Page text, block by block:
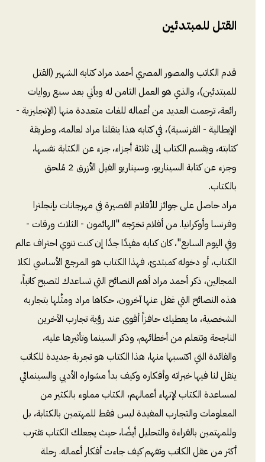
القتل للمبتدئين
قدم الكاتب والمصور المصري أحمد مراد كتابه الشهير (القتل
للمبتدئين)، والذي هو العمل الثامن له ويأتي بعد سبع روايات
رائعة، ترجمت العديد من أعماله للغات متعددة منها (الإنجليزية -
الإيطالية - الفرنسية)، في كتابه هذا ينقلنا مراد لعالمه، وطريقة
كتابته، ويقسم الكتاب إلى ثلاثة أجزاء، جزء عن الكتابة نفسها،
وجزء عن كتابة السيناريو، وسيناريو الفيل الأزرق 2 مُلحق
بالكتاب.
مراد حاصل على جوائز للأفلام القصيرة في مهرجانات بإنجلترا
وفرنسا وأوكرانيا. من أفلام تخرّجه "الهائمون - الثلاث ورقات -
وفي اليوم السابع"، كان كتابه مفيدًا جدًا إن كنت تنوي احتراف عالم
الكتاب، أو دخوله كمبتدئ، فهذا الكتاب هو المرجع الأساسي لكلا
المجالين، ذكر أحمد مراد أهم النصائح التي تساعدك لتصبح كاتباً،
هذه النصائح التي غفل عنها آخرون، حكاها مراد ومثَّلها بتجاربه
الشخصية، ما يعطيك حافزاً أقوى عند رؤية تجارب الآخرين
الناجحة وتتعلم من أخطائهم، وذكر السينما وتأثيرها عليه،
والفائدة التي اكتسبها منها، هذا الكتاب هو تجربة جديدة للكاتب
ينقل لنا فيها خبراته وأفكاره وكيف بدأ مشواره الأدبي والسينمائي
لمساعدة الكتاب لإنهاء أعمالهم، الكتاب مملوء بالكثير من
المعلومات والتجارب المفيدة ليس فقط للمهتمين بالكتابة، بل
وللمهتمين بالقراءة والتحليل أيضًا، حيث يجعلك الكتاب تقترب
أكثر من عقل الكاتب وتفهم كيف جاءت أفكار أعماله. رحلة